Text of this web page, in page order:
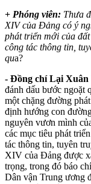
+ Phóng viên: Thưa
XIV của Đảng có ý
phát triển mới của
công tác thông tin,
qua?
- Đồng chíLại Xuân
đánh dấu bước ngoặt
một chặng đường
định hướng con
nguyên vươn mình
các mục tiêu phát
tác thông tin, tuyên
XIV của Đảng được
trọng, trong đó báo
Dân vận Trung ương